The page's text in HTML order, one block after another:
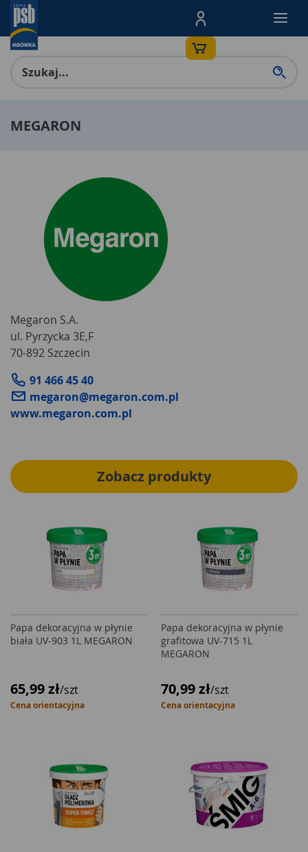
Menu Produktów,
MEGARON
Megaron S.A.
ul. Pyrzycka 3E,F
70-892 Szczecin
91 466 45 40
megaron@megaron.com.pl
www.megaron.com.pl
Zobacz produkty
Papa dekoracyjna w płynie
biała UV-903 1L MEGARON
65,99 zł/szt
Cena orientacyjna
Papa dekoracyjna w płynie
grafitowa UV-715 1L
MEGARON
70,99 zł/szt
Cena orientacyjna